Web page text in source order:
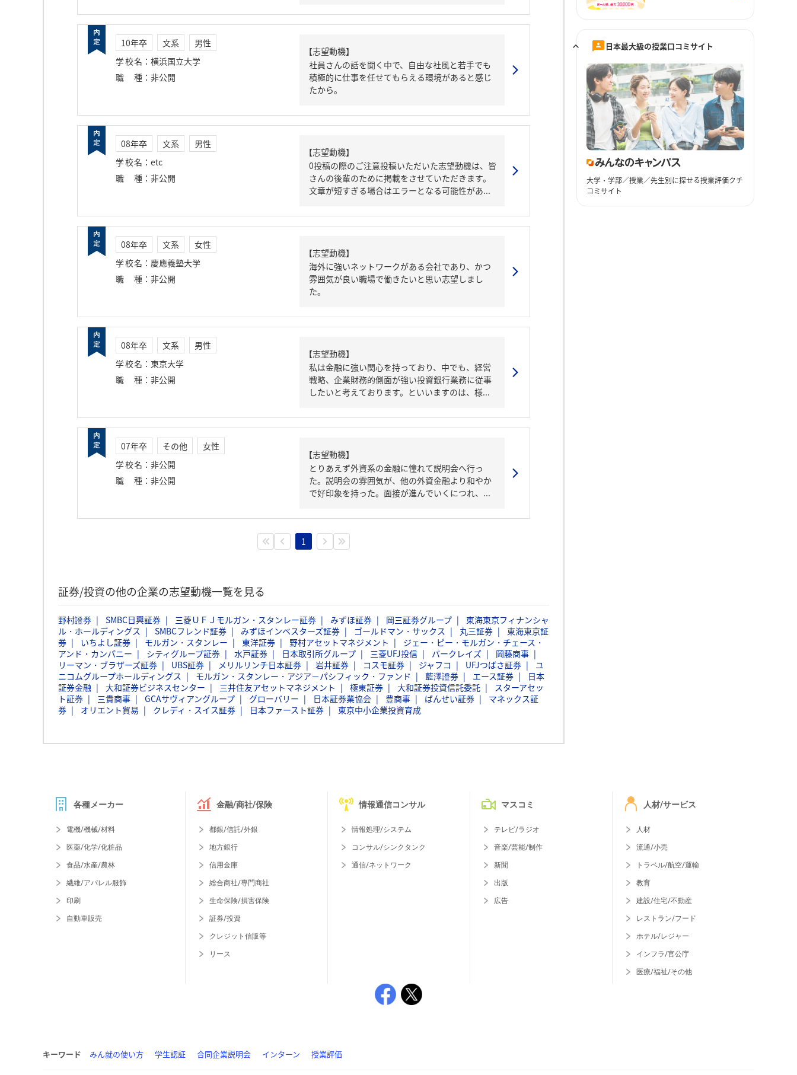
10年卒 文系
男性
学校名 ： 横浜国立大学
職種 ： 非公開
【志望動機】
社員さんの話を聞く中で、自由な社風と若手でも
積極的に仕事を任せてもらえる環境があると感じ
たから。
08年卒 文系
男性
学校名 ： etc
職種 ： 非公開
【志望動機】
0投稿の際のご注意投稿いただいた志望動機は、皆
さんの後輩のために掲載をさせていただきます。
文章が短すぎる場合はエラーとなる可能性があ...
08年卒 文系
女性
学校名 ： 慶應義塾大学
職種 ： 非公開
【志望動機】
海外に強いネットワークがある会社であり、かつ
雰囲気が良い職場で働きたいと思い志望しまし
た。
08年卒 文系
男性
学校名 ： 東京大学
職種 ： 非公開
【志望動機】
私は金融に強い関心を持っており、中でも、経営
戦略、企業財務的側面が強い投資銀行業務に従事
したいと考えております。といいますのは、様...
07年卒 その他
女性
学校名 ： 非公開
職種 ： 非公開
【志望動機】
とりあえず外資系の金融に憧れて説明会へ行っ
た。説明会の雰囲気が、他の外資金融より和やか
で好印象を持った。面接が進んでいくにつれ、...
1
証券/投資の他の企業の志望動機一覧を見る
野村證券 SMBC日興証券 三菱ＵＦＪモルガン・スタンレー証券 みずほ証券 岡三証券グループ
東海東京フィナンシャ
ル・ホールディングス
SMBCフレンド証券 みずほインベスターズ証券 ゴールドマン・サックス 丸三証券
東海東京証
券
いちよし証券 モルガン・スタンレー 東洋証券 野村アセットマネジメント
ジェー・ピー・モルガン・チェース・
アンド・カンパニー
シティグループ証券 水戸証券 日本取引所グループ 三菱UFJ投信 バークレイズ
岡藤商事
リーマン・ブラザーズ証券
UBS証券 メリルリンチ日本証券 岩井証券 コスモ証券 ジャフコ UFJつばさ証券
ユ
ニコムグループホールディングス
モルガン・スタンレー・アジア－パシフィック・ファンド 藍澤證券 エース証券
日本
証券金融
大和証券ビジネスセンター 三井住友アセットマネジメント 極東証券 大和証券投資信託委託
スターアセッ
ト証券
三貴商事 GCAサヴィアングループ グローバリー 日本証券業協会 豊商事 ばんせい証券
マネックス証
券
オリエント貿易 クレディ・スイス証券 日本ファースト証券 東京中小企業投資育成
日本最大級の授業口コミサイト
大学・学部／授業／先生別に探せる授業評価クチ
コミサイト
各種メーカー
電機/機械/材料
医薬/化学/化粧品
食品/水産/農林
繊維/アパレル服飾
印刷
自動車販売
金融/商社/保険
都銀/信託/外銀
地方銀行
信用金庫
総合商社/専門商社
生命保険/損害保険
証券/投資
クレジット信販等
リース
情報通信コンサル
情報処理/システム
コンサル/シンクタンク
通信/ネットワーク
マスコミ
テレビ/ラジオ
音楽/芸能/制作
新聞
出版
広告
人材/サービス
人材
流通/小売
トラベル/航空/運輸
教育
建設/住宅/不動産
レストラン/フード
ホテル/レジャー
インフラ/官公庁
医療/福祉/その他
キーワード みん就の使い方 学生認証 合同企業説明会 インターン 授業評価